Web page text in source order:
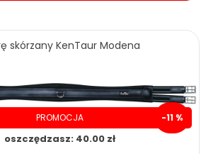
189.00 zł 229.00 zł
ZOBACZ WIĘCEJ
skórzany KenTaur Modena
PROMOCJA -11 %
oszczędzasz: 40.00 zł